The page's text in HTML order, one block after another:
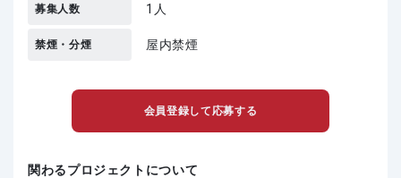
募集人数 1人
禁煙・分煙 屋内禁煙
会員登録して応募する
関わるプロジェクトについて